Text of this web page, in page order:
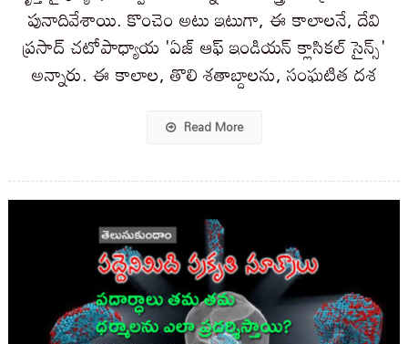
పునాదివేశాయి. కొంచెం అటు ఇటుగా, ఈ కాలాలనే, దేవి
ప్రసాద్ చటోపాధ్యాయ 'ఏజ్ ఆఫ్ ఇండియన్ క్లాసికల్ సైన్స్'
అన్నారు. ఈ కాలాల, తొలి శతాబ్దాలను, సంఘటిత దశ
Read More